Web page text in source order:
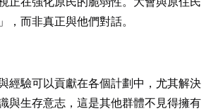
，而非真正與他們對話。
經驗可以貢獻在各個計劃中，尤其解決
與生存意志，這是其他群體不見得擁有